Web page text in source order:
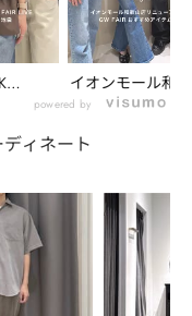
イオンモール和
リニューアル情
powered by
ィネート